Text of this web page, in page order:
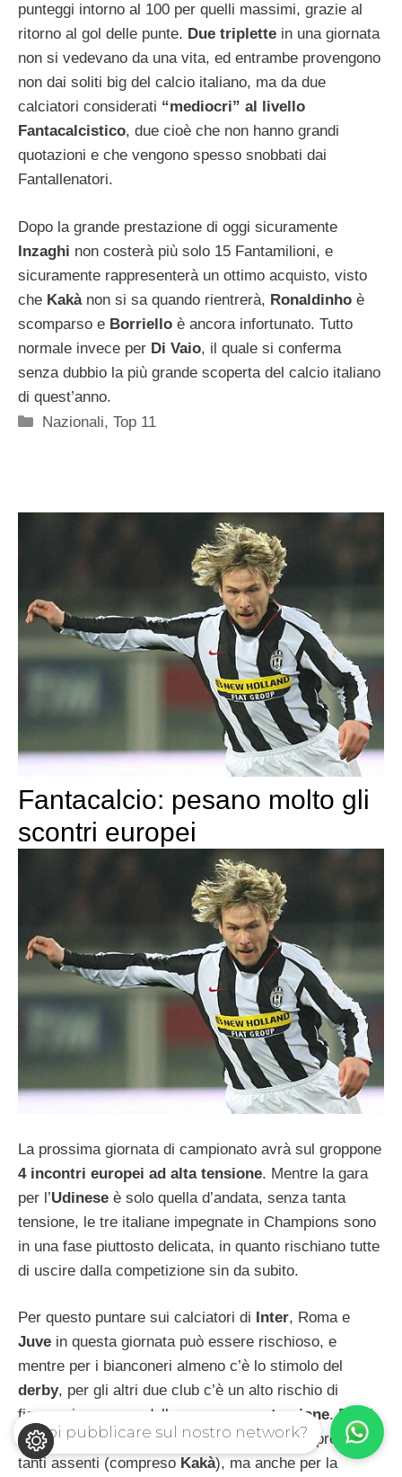
punteggi intorno al 100 per quelli massimi, grazie al
ritorno al gol delle punte. Due triplette in una giornata
non si vedevano da una vita, ed entrambe provengono
non dai soliti big del calcio italiano, ma da due
calciatori considerati “mediocri” al livello
Fantacalcistico, due cioè che non hanno grandi
quotazioni e che vengono spesso snobbati dai
Fantallenatori.
Dopo la grande prestazione di oggi sicuramente
Inzaghi non costerà più solo 15 Fantamilioni, e
sicuramente rappresenterà un ottimo acquisto, visto
che Kakà non si sa quando rientrerà, Ronaldinho è
scomparso e Borriello è ancora infortunato. Tutto
normale invece per Di Vaio, il quale si conferma
senza dubbio la più grande scoperta del calcio italiano
di quest’anno.
Categorie
Nazionali,Top 11
Fantacalcio: pesano molto gli
scontri europei
La prossima giornata di campionato avrà sul groppone
4 incontri europei ad alta tensione. Mentre la gara
per l’Udinese è solo quella d’andata, senza tanta
tensione, le tre italiane impegnate in Champions sono
in una fase piuttosto delicata, in quanto rischiano tutte
di uscire dalla competizione sin da subito.
Per questo puntare sui calciatori di Inter, Roma e
Juve in questa giornata può essere rischioso, e
mentre per i bianconeri almeno c’è lo stimolo del
derby, per gli altri due club c’è un alto rischio di
figuraccia a causa della
poca concentrazione. Per il
resto ci sono i soliti problemi del Milan, sempre con
tanti assenti (compreso Kakà), ma anche per la
Vuoi pubblicare sul nostro network?